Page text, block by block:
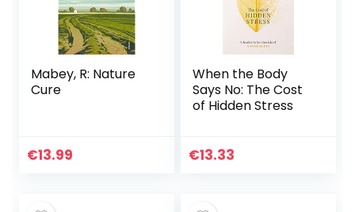
Mabey, R: Nature
Cure
€13.99
When the Body
Says No: The Cost
of Hidden Stress
€13.33